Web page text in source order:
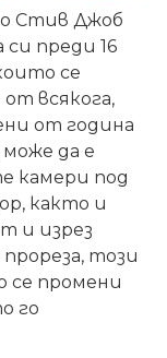
Стив Джоб
преди 16
се
всякога,
от година
може да е
камери под
както и
и изрез
този
се промени
го